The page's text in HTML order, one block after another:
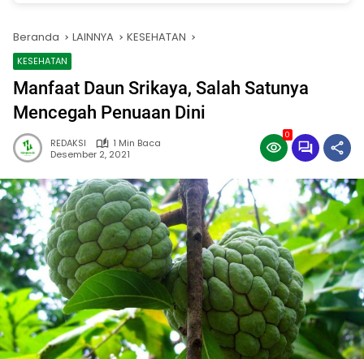
Beranda LAINNYA KESEHATAN
KESEHATAN
Manfaat Daun Srikaya, Salah Satunya
Mencegah Penuaan Dini
REDAKSI
1 Min Baca
Desember 2, 2021
0